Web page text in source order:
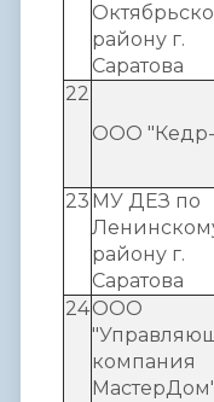
району г.
Саратова
22
ООО
23 МУ ДЕЗ по
району г.
Саратова
24ООО
компания